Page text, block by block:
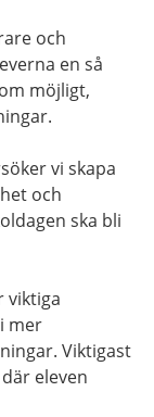
och
en så
möjligt,
vi skapa
och
ska bli
viktiga
mer
Viktigast
eleven